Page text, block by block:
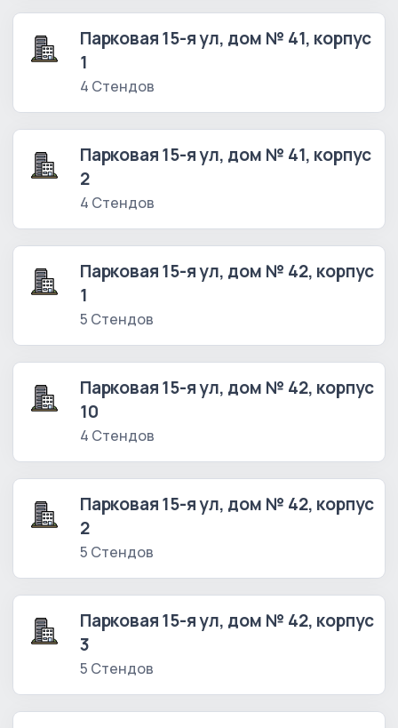
Парковая 15-я ул, дом № 41, корпус
1
4 Стендов
Парковая 15-я ул, дом № 41, корпус
2
4 Стендов
Парковая 15-я ул, дом № 42, корпус
1
5 Стендов
Парковая 15-я ул, дом № 42, корпус
10
4 Стендов
Парковая 15-я ул, дом № 42, корпус
2
5 Стендов
Парковая 15-я ул, дом № 42, корпус
3
5 Стендов